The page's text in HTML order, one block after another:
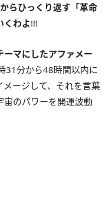
らひっくり返す「革命
くわよ!!!
ーマにしたアファメー
31分から48時間以内に
メージして、それを言葉
宙のパワーを開運波動